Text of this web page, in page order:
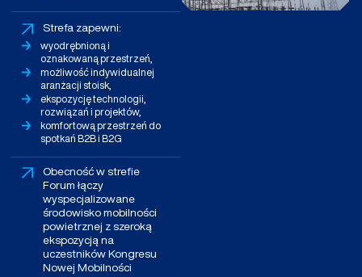
Strefa zapewni:
wyodrębnioną i
oznakowaną przestrzeń,
możliwość indywidualnej
aranżacji stoisk,
ekspozycję technologii,
rozwiązań i projektów,
komfortową przestrzeń do
spotkań B2B i B2G
Obecność w strefie
Forum łączy
wyspecjalizowane
środowisko mobilności
powietrznej z szeroką
ekspozycją na
uczestników Kongresu
Nowej Mobilności